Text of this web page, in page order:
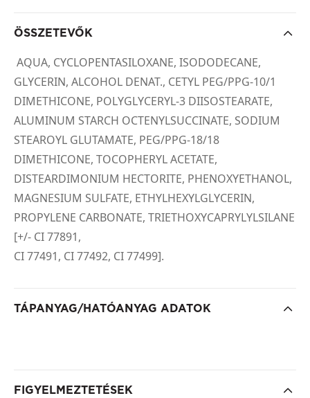
ÖSSZETEVŐK
AQUA, CYCLOPENTASILOXANE, ISODODECANE,
GLYCERIN, ALCOHOL DENAT., CETYL PEG/PPG-10/1
DIMETHICONE, POLYGLYCERYL-3 DIISOSTEARATE,
ALUMINUM STARCH OCTENYLSUCCINATE, SODIUM
STEAROYL GLUTAMATE, PEG/PPG-18/18
DIMETHICONE, TOCOPHERYL ACETATE,
DISTEARDIMONIUM HECTORITE, PHENOXYETHANOL,
MAGNESIUM SULFATE, ETHYLHEXYLGLYCERIN,
PROPYLENE CARBONATE, TRIETHOXYCAPRYLYLSILANE
[+/- CI 77891,
CI 77491, CI 77492, CI 77499].
TÁPANYAG/HATÓANYAG ADATOK
FIGYELMEZTETÉSEK